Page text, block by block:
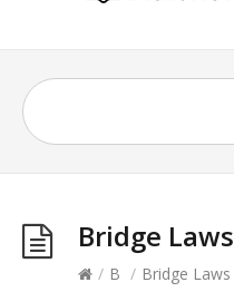
Bridge Laws
/ B / Bridge Laws